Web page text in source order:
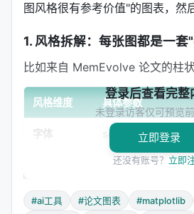
图风格很有参考价值"的图表，然
1. 风格拆解：每张图都是一套
比如来自 MemEvolve 论文的柱状
风格维度 具体参数
字体 serif（Times New
配对柱——baseline
标注 增益箭头 + 百分比
登录后查看完整
未登录访客仅可预览
立即登录
还没有账号？ 立即
#ai工具 #论文图表 #matplotlib